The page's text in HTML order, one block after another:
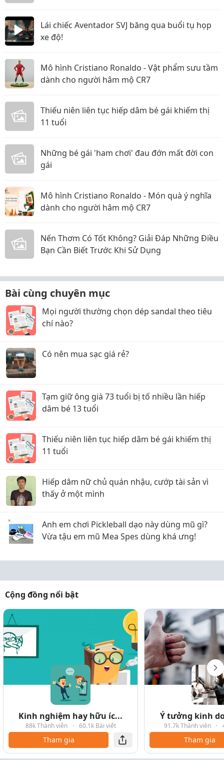
Lái chiếc Aventador SVJ băng qua buổi tụ họp
xe độ!
Mô hình Cristiano Ronaldo - Vật phẩm sưu tầm
dành cho người hâm mộ CR7
Thiếu niên liên tục hiếp dâm bé gái khiếm thị
11 tuổi
Những bé gái 'ham chơi' đau đớn mất đời con
gái
Mô hình Cristiano Ronaldo - Món quà ý nghĩa
dành cho người hâm mộ CR7
Nến Thơm Có Tốt Không? Giải Đáp Những Điều
Bạn Cần Biết Trước Khi Sử Dụng
Bài cùng chuyên mục
Mọi người thường chọn dép sandal theo tiêu
chí nào?
Có nên mua sạc giá rẻ?
Tạm giữ ông già 73 tuổi bị tố nhiều lần hiếp
dâm bé 13 tuổi
Thiếu niên liên tục hiếp dâm bé gái khiếm thị
11 tuổi
Hiếp dâm nữ chủ quán nhậu, cướp tài sản vì
thấy ở một mình
Anh em chơi Pickleball dạo này dùng mũ gì?
Vừa tậu em mũ Mea Spes dùng khá ưng!
Cộng đồng nổi bật
Kinh nghiệm hay hữu íc...
88k Thành viên · 60.1k Bài viết
Tham gia
Ý tưởng kinh
91.7k Thành viên ·
Tham gia